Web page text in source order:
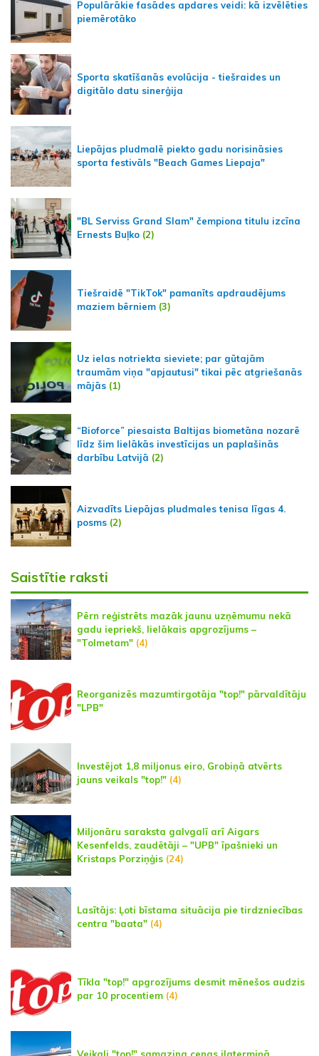
Populārākie fasādes apdares veidi: kā izvēlēties
piemērotāko
Sporta skatīšanās evolūcija - tiešraides un
digitālo datu sinerģija
Liepājas pludmalē piekto gadu norisināsies
sporta festivāls "Beach Games Liepaja"
"BL Serviss Grand Slam" čempiona titulu izcīna
Ernests Buļko (2)
Tiešraidē "TikTok" pamanīts apdraudējums
maziem bērniem (3)
Uz ielas notriekta sieviete; par gūtajām
traumām viņa "apjautusi" tikai pēc atgriešanās
mājās (1)
“Bioforce” piesaista Baltijas biometāna nozarē
līdz šim lielākās investīcijas un paplašinās
darbību Latvijā (2)
Aizvadīts Liepājas pludmales tenisa līgas 4.
posms (2)
Saistītie raksti
Pērn reģistrēts mazāk jaunu uzņēmumu nekā
gadu iepriekš, lielākais apgrozījums –
"Tolmetam" (4)
Reorganizēs mazumtirgotāja "top!" pārvaldītāju
"LPB"
Investējot 1,8 miljonus eiro, Grobiņā atvērts
jauns veikals "top!" (4)
Miljonāru saraksta galvgalī arī Aigars
Kesenfelds, zaudētāji – "UPB" īpašnieki un
Kristaps Porziņģis (24)
Lasītājs: Ļoti bīstama situācija pie tirdzniecības
centra "baata" (4)
Tīkla "top!" apgrozījums desmit mēnešos audzis
par 10 procentiem (4)